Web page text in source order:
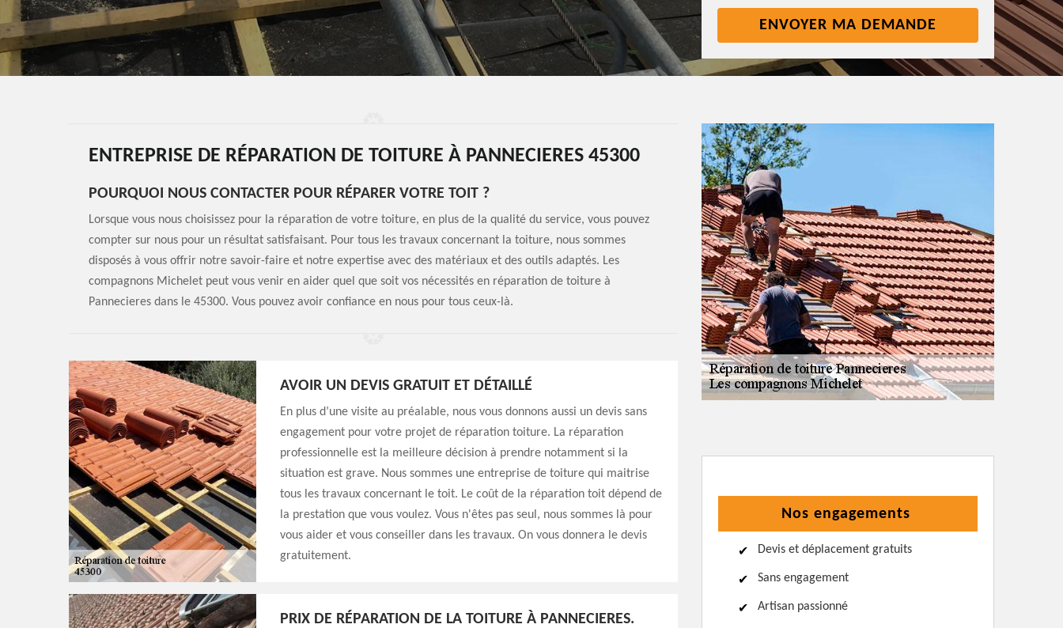
ENTREPRISE DE RÉPARATION DE TOITURE À PANNECIERES 45300
POURQUOI NOUS CONTACTER POUR RÉPARER VOTRE TOIT ?
Lorsque vous nous choisissez pour la réparation de votre toiture, en plus de la qualité du service, vous pouvez
compter sur nous pour un résultat satisfaisant. Pour tous les travaux concernant la toiture, nous sommes
disposés à vous offrir notre savoir-faire et notre expertise avec des matériaux et des outils adaptés. Les
compagnons Michelet peut vous venir en aider quel que soit vos nécessités en réparation de toiture à
Pannecieres dans le 45300. Vous pouvez avoir confiance en nous pour tous ceux-là.
AVOIR UN DEVIS GRATUIT ET DÉTAILLÉ
En plus d’une visite au préalable, nous vous donnons aussi un devis sans
engagement pour votre projet de réparation toiture. La réparation
professionnelle est la meilleure décision à prendre notamment si la
situation est grave. Nous sommes une entreprise de toiture qui maitrise
tous les travaux concernant le toit. Le coût de la réparation toit dépend de
la prestation que vous voulez. Vous n'êtes pas seul, nous sommes là pour
vous aider et vous conseiller dans les travaux. On vous donnera le devis
gratuitement.
PRIX DE RÉPARATION DE LA TOITURE À PANNECIERES.
Nos engagements
Devis et déplacement gratuits
Sans engagement
Artisan passionné